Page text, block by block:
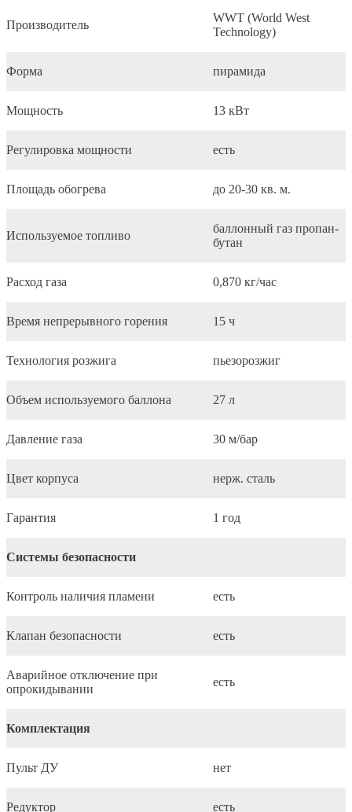
Производитель
WWT (World West
Technology)
Форма пирамида
Мощность 13 кВт
Регулировка мощности есть
Площадь обогрева до 20-30 кв. м.
Используемое топливо
баллонный газ пропан-
бутан
Расход газа 0,870 кг/час
Время непрерывного горения 15 ч
Технология розжига пьезорозжиг
Объем используемого баллона 27 л
Давление газа 30 м/бар
Цвет корпуса нерж. сталь
Гарантия 1 год
Системы безопасности
Контроль наличия пламени есть
Клапан безопасности есть
Аварийное отключение при
опрокидывании
есть
Комплектация
Пульт ДУ нет
Редуктор есть